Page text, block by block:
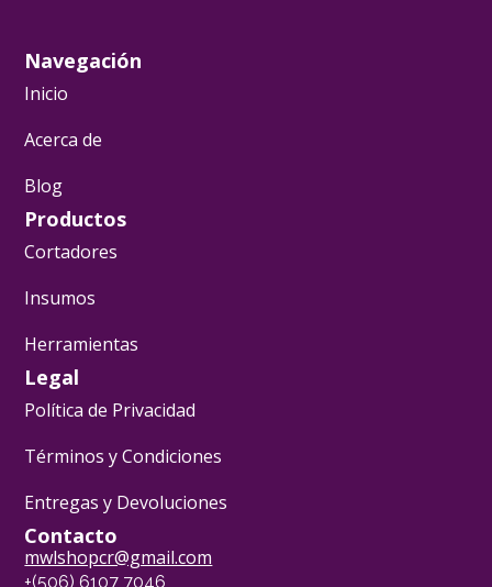
Navegación
Inicio
Acerca de
Blog
Productos
Cortadores
Insumos
Herramientas
Legal
Política de Privacidad
Términos y Condiciones
Entregas y Devoluciones
Contacto
mwlshopcr@gmail.com
+(506) 6107 7046